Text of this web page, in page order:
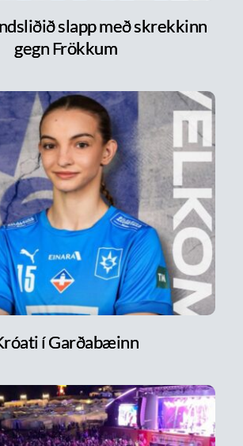
slapp með skrekkinn
gegn Frökkum
í Garðabæinn